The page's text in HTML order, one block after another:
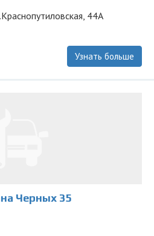
44А
Узнать больше
Черных 35